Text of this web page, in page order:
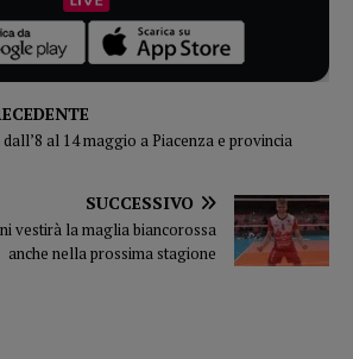
dall’8 al 14 maggio a Piacenza e provincia
SUCCESSIVO
vestirà la maglia biancorossa
anche nella prossima stagione